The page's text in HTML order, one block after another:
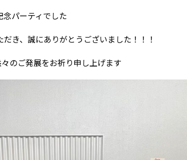
パーティでした
き、誠にありがとうございました！！！
のご発展をお祈り申し上げます